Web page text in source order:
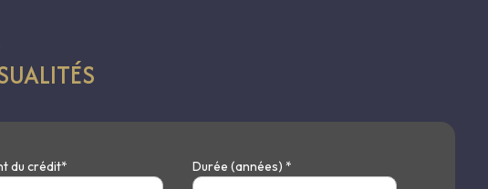
bâtiments bénéficiant d’une attention particulière, que la ville de
du crédit* Durée (années) *